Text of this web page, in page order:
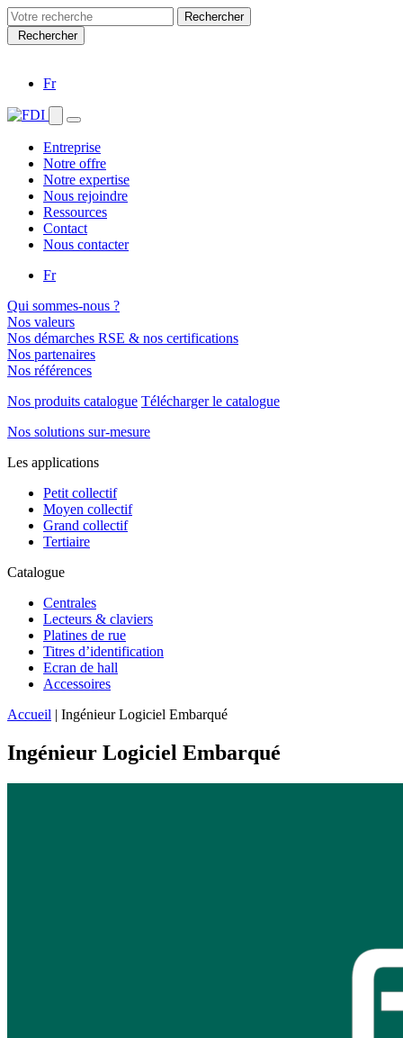
Search
for:Rechercher
Fr
Entreprise
Notre offre
Notre expertise
Nous rejoindre
Ressources
Contact
Nous contacter
Fr
Qui sommes-nous ?
Nos valeurs
Nos démarches RSE & nos certifications
Nos partenaires
Nos références
Nos produits catalogue Télécharger le catalogue
Nos solutions sur-mesure
Les applications
Petit collectif
Moyen collectif
Grand collectif
Tertiaire
Catalogue
Centrales
Lecteurs & claviers
Platines de rue
Titres d’identification
Ecran de hall
Accessoires
Accueil | Ingénieur Logiciel Embarqué
Ingénieur Logiciel Embarqué